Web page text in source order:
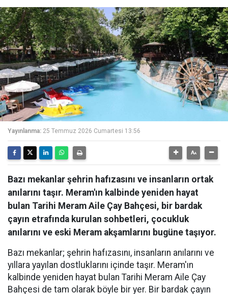
Yayınlanma: 25 Temmuz 2026 Cumartesi 13:56
Bazı mekanlar şehrin hafızasını ve insanların ortak
anılarını taşır. Meram'ın kalbinde yeniden hayat
bulan Tarihi Meram Aile Çay Bahçesi, bir bardak
çayın etrafında kurulan sohbetleri, çocukluk
anılarını ve eski Meram akşamlarını bugüne taşıyor.
Bazı mekanlar; şehrin hafızasını, insanların anılarını ve
yıllara yayılan dostluklarını içinde taşır. Meram'ın
kalbinde yeniden hayat bulan Tarihi Meram Aile Çay
Bahçesi de tam olarak böyle bir yer. Bir bardak çayın